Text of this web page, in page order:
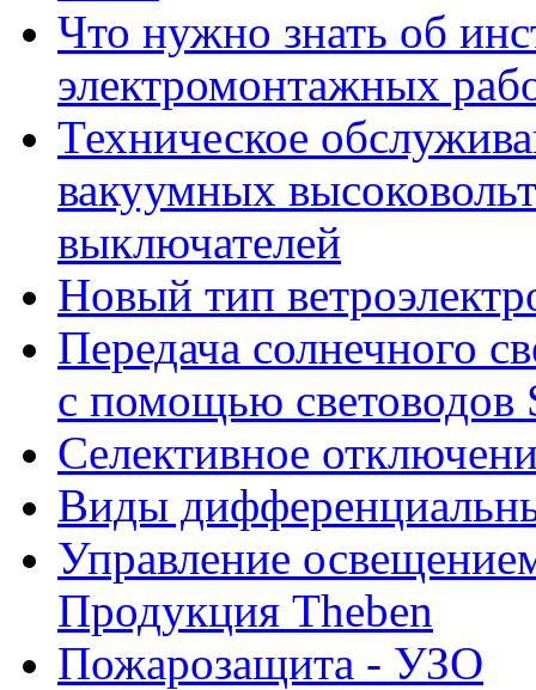
Что нужно знать об
электромонтажных
Техническое
вакуумных
выключателей
Новый тип
Передача солнечного
с помощью световодов
Селективное
Виды
Управление
Продукция Theben
Пожарозащита - УЗО